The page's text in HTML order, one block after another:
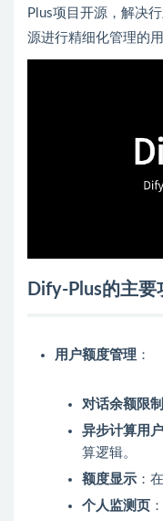
Plus项目开源，解决
源进行精细化管理的用
Dify-Plus的主要
用户额度管理 ：
对话余额限制
异步计算用
算逻辑。
额度显示 ：
个人监测页